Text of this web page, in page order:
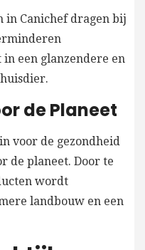
Canichef dragen bij
een glanzendere en
de Planeet
voor de gezondheid
de planeet. Door te
wordt
landbouw en een